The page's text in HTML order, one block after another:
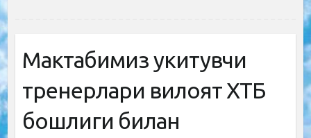
Мактабимиз укитувчи
тренерлари вилоят ХТБ
бошлиги билан